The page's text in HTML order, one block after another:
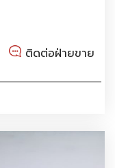
ติดต่อฝ่ายขาย